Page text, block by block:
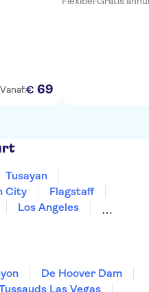
Vanaf:€ 69
Tusayan
City
Flagstaff
Los Angeles
De Hoover Dam
Las Vegas